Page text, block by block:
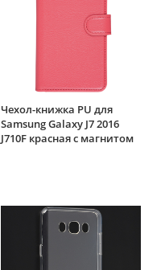
Чехол-книжка PU для
Samsung Galaxy J7 2016
J710F красная с магнитом